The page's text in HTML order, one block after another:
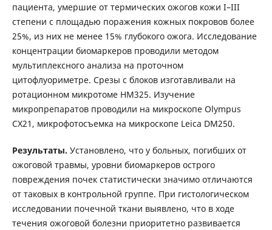
пациента, умершие от термических ожогов кожи I–III
степени с площадью поражения кожных покровов более
25%, из них не менее 15% глубокого ожога. Исследование
концентрации биомаркеров проводили методом
мультиплексного анализа на проточном
цитофлуориметре. Срезы с блоков изготавливали на
ротационном микротоме HM325. Изучение
микропрепаратов проводили на микроскопе Olympus
CX21, микрофотосъемка на микроскопе Leica DM250.
Результаты. Установлено, что у больных, погибших от
ожоговой травмы, уровни биомаркеров острого
повреждения почек статистически значимо отличаются
от таковых в контрольной группе. При гистологическом
исследовании почечной ткани выявлено, что в ходе
течения ожоговой болезни приоритетно развивается